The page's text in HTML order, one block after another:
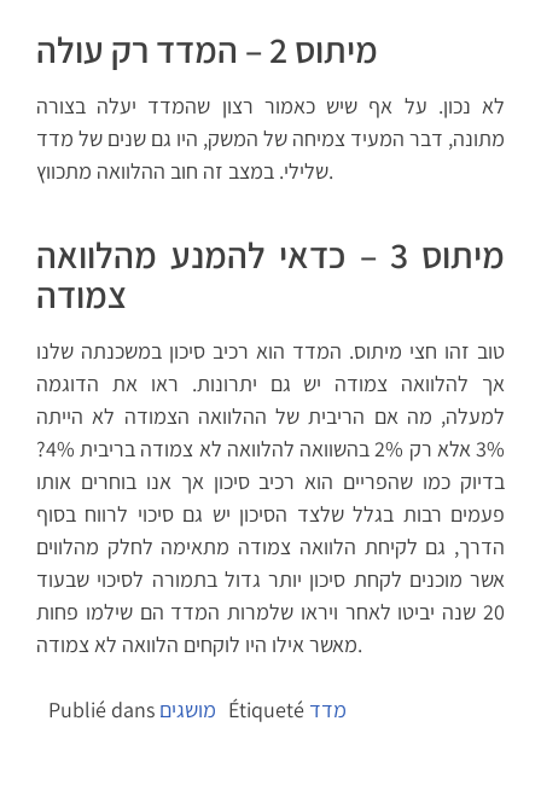
מיתוס 2 – המדד רק עולה
לא נכון. על אף שיש כאמור רצון שהמדד יעלה בצורה
מתונה, דבר המעיד צמיחה של המשק, היו גם שנים של מדד
שלילי. במצב זה חוב ההלוואה מתכווץ.
מיתוס 3 – כדאי להמנע מהלוואה
צמודה
טוב זהו חצי מיתוס. המדד הוא רכיב סיכון במשכנתה שלנו
אך להלוואה צמודה יש גם יתרונות. ראו את הדוגמה
למעלה, מה אם הריבית של ההלוואה הצמודה לא הייתה
3% אלא רק 2% בהשוואה להלוואה לא צמודה בריבית 4%?
בדיוק כמו שהפריים הוא רכיב סיכון אך אנו בוחרים אותו
פעמים רבות בגלל שלצד הסיכון יש גם סיכוי לרווח בסוף
הדרך, גם לקיחת הלוואה צמודה מתאימה לחלק מהלווים
אשר מוכנים לקחת סיכון יותר גדול בתמורה לסיכוי שבעוד
20 שנה יביטו לאחר ויראו שלמרות המדד הם שילמו פחות
מאשר אילו היו לוקחים הלוואה לא צמודה.
Publié dans מושגים Étiqueté מדד